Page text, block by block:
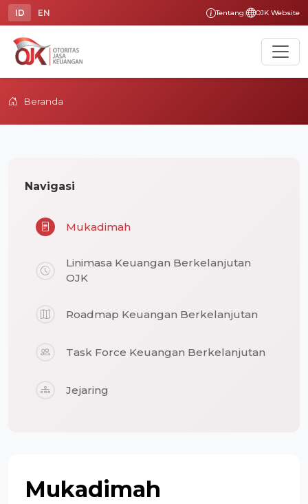
ID EN Tentang| OJK Website
Beranda
Navigasi
Mukadimah
Linimasa Keuangan Berkelanjutan
OJK
Roadmap Keuangan Berkelanjutan
Task Force Keuangan Berkelanjutan
Jejaring
Mukadimah